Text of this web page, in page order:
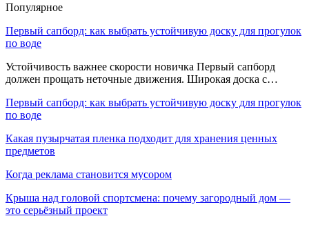
Популярное
Первый сапборд: как выбрать устойчивую доску для прогулок
по воде
Устойчивость важнее скорости новичка Первый сапборд
должен прощать неточные движения. Широкая доска с…
Первый сапборд: как выбрать устойчивую доску для прогулок
по воде
Какая пузырчатая пленка подходит для хранения ценных
предметов
Когда реклама становится мусором
Крыша над головой спортсмена: почему загородный дом —
это серьёзный проект